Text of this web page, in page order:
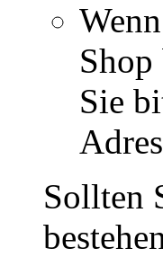
Sie
Sollten